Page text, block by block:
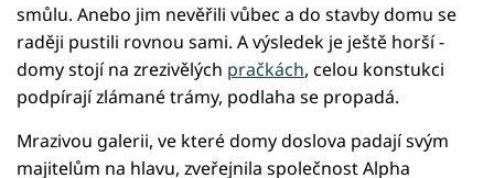
smůlu. Anebo jim nevěřili vůbec a do stavby domu se
raději pustili rovnou sami. A výsledek je ještě horší -
domy stojí na zrezivělých pračkách, celou konstukci
podpírají zlámané trámy, podlaha se propadá.
Mrazivou galerii, ve které domy doslova padají svým
majitelům na hlavu, zveřejnila společnost Alpha